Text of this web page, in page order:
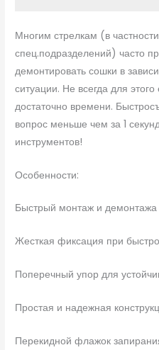
Многим стрелкам (в
спец.подразделений) часто
демонтировать сошки в
ситуации. Не всегда для
достаточно времени.
вопрос меньше чем за 1
инструментов!
Особенности:
Быстрый монтаж и
Жесткая фиксация при
Поперечный упор для
Простая и надежная
Перекидной флажок